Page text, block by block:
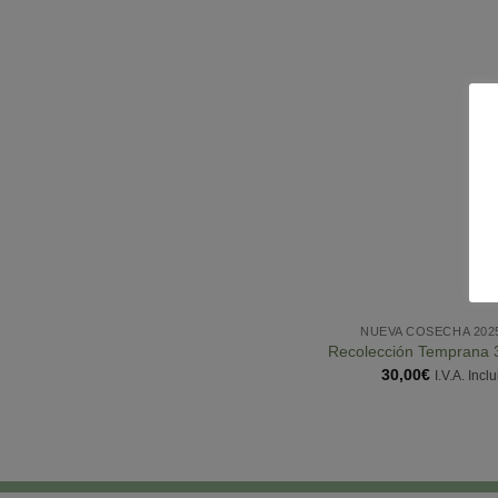
NUEVA COSECHA
Recolección Temprana
30,00€ I.V.A.